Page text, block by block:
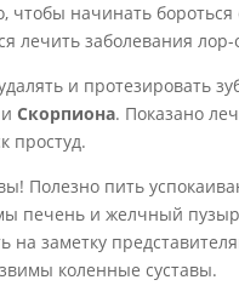
чтобы начинать
лечить заболевания
и протезировать
иСкорпиона. Показано
простуд.
Полезно пить
печень и желчный
на заметку
коленные суставы.